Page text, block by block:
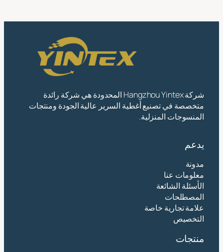
شركة Hangzhou Yintex المحدودة هي شركة رائدة
متخصصة في تصنيع أغطية السرير عالية الجودة ومنتجات
المنسوجات المنزلية.
يدعم
مدونة
معلومات عنا
الأسئلة الشائعة
المصطلحات
علامة تجارية خاصة
التخصيص
منتجات